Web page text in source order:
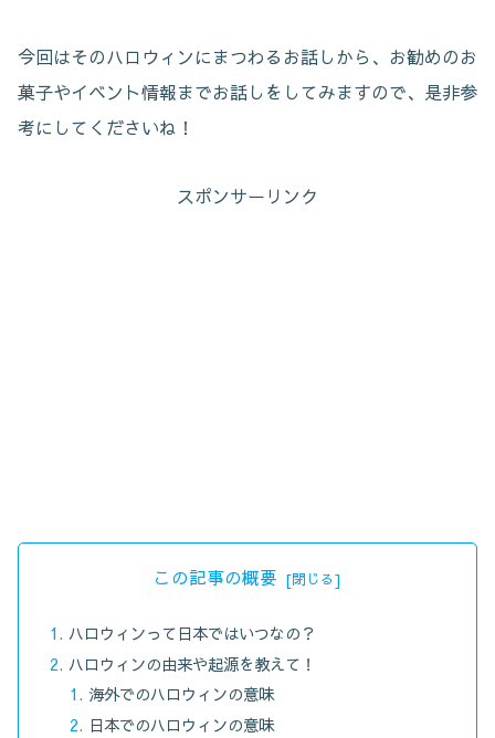
今回はそのハロウィンにまつわるお話しから、お勧めのお
菓子やイベント情報までお話しをしてみますので、是非参
考にしてくださいね！
スポンサーリンク
この記事の概要
ハロウィンって日本ではいつなの？
ハロウィンの由来や起源を教えて！
海外でのハロウィンの意味
日本でのハロウィンの意味